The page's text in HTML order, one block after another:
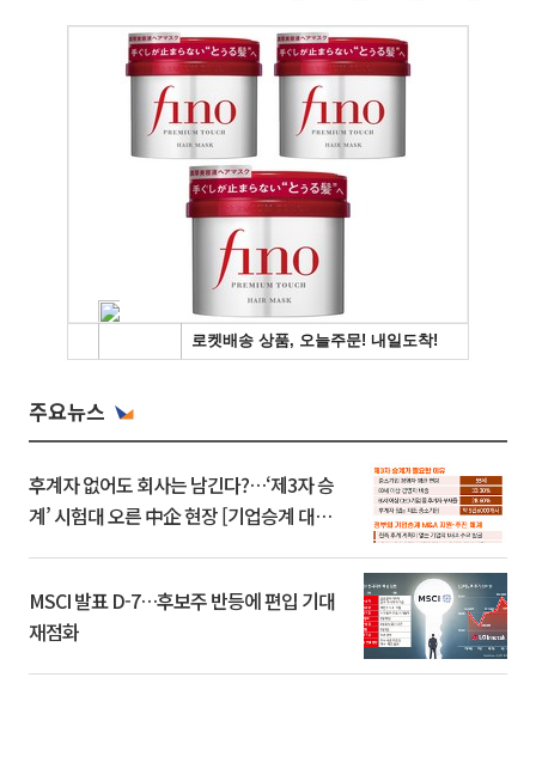
주요뉴스
후계자 없어도 회사는 남긴다?…‘제3자 승
계’ 시험대 오른 中企 현장 [기업승계 대전
MSCI 발표 D-7…후보주 반등에 편입 기대
재점화